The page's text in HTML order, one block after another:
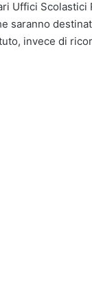
Uffici
saranno
invece di